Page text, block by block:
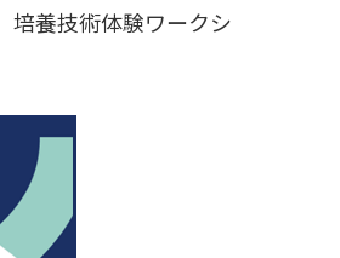
培養技術体験ワークシ